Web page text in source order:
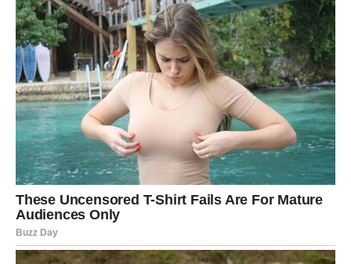
Duša konačno pronalazi svoju sreću
Pred vama su trenuci puni nježnosti i ljubavi.
Ljubavna sreća ovih dana budi se kod mnogih znakova
Zodijaka, ali posebno će blistati Rakovi, Vage i Ribe
kojima zvijezde šalju emocije koje bi mogle potpuno
promijeniti njihov život.
Ovo je period tokom kojeg univerzum pokazuje da prava
ljubav uvijek pronađe način da vrati vjeru čak i onda kada
mislimo da je srce zauvijek zatvoreno.